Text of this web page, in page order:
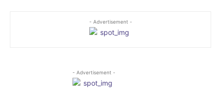
- Advertisement -
- Advertisement -